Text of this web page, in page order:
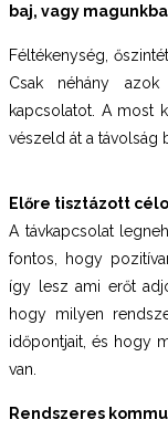
baj, vagy
Féltékenység,
Csak néhány
kapcsolatot. A most
vészeld át a távolság
Előre tisztázott
A távkapcsolat
fontos, hogy
így lesz ami erőt
hogy milyen
időpontjait, és hogy
van.
Rendszeres